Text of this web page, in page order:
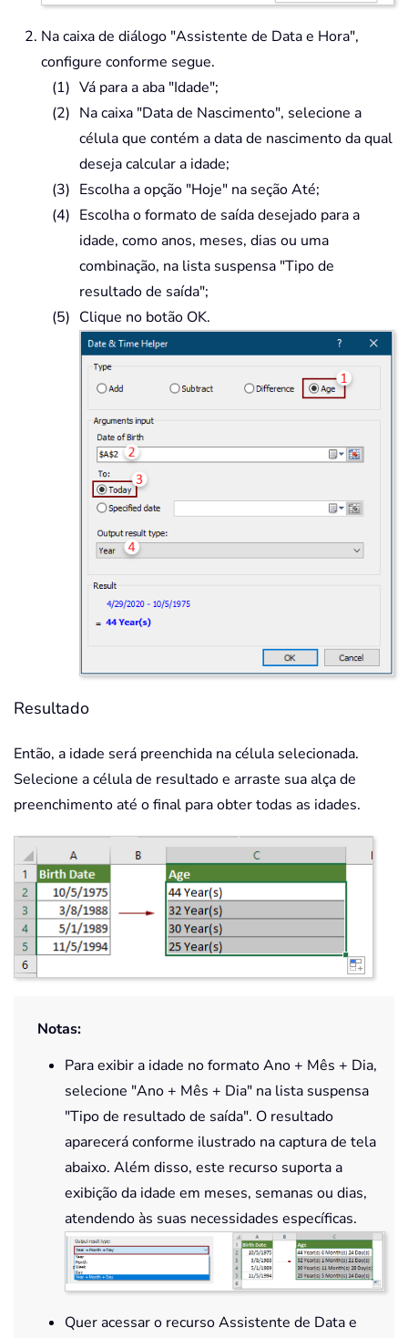
Na caixa de diálogo "Assistente de Data e Hora",
configure conforme segue.
Vá para a aba "Idade";
Na caixa "Data de Nascimento", selecione a
célula que contém a data de nascimento da qual
deseja calcular a idade;
Escolha a opção "Hoje" na seção Até;
Escolha o formato de saída desejado para a
idade, como anos, meses, dias ou uma
combinação, na lista suspensa "Tipo de
resultado de saída";
Clique no botão OK.
Resultado
Então, a idade será preenchida na célula selecionada.
Selecione a célula de resultado e arraste sua alça de
preenchimento até o final para obter todas as idades.
Notas:
Para exibir a idade no formato Ano + Mês + Dia,
selecione "Ano + Mês + Dia" na lista suspensa
"Tipo de resultado de saída". O resultado
aparecerá conforme ilustrado na captura de tela
abaixo. Além disso, este recurso suporta a
exibição da idade em meses, semanas ou dias,
atendendo às suas necessidades específicas.
Quer acessar o recurso Assistente de Data e